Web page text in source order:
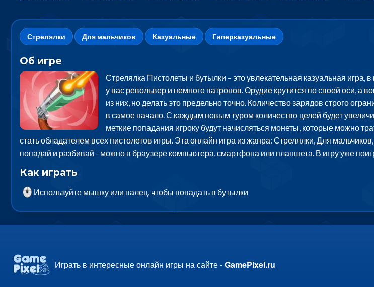
Стрелялки Для мальчиков Казуальные Гиперказуальные
Об игре
Стрелялка Пистолеты и бутылки – это увлекательная казуальная
у вас револьвер и немного патронов. Орудие крутится по своей оси, а
из них, но делать это предельно точно. Количество зарядов строго
в самое начало. С каждым новым туром количество целей будет
меткие попадания игроку будут начисляться монеты, которые можно
стать обладателем всех пистолетов игры. Эта онлайн игра из жанра: Стрелялки, Для
попадай и разбивай - можно в браузере компьютера, смартфона или планшета. В игру уже
Как играть
Используйте мышку или палец, чтобы попадать в бутылки
Играть в интересные онлайн игры на сайте -GamePixel.ru